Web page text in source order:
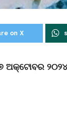
on X
ଅକ୍ଟୋବର